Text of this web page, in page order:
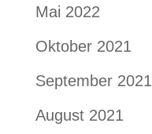
Mai 2022
Oktober 2021
September 2021
August 2021